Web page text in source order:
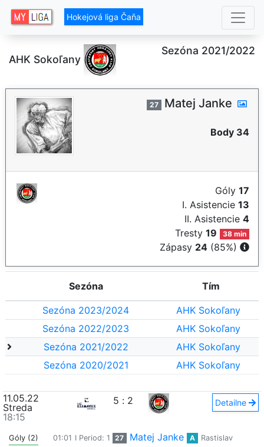
Hokejová liga Čaňa
AHK Sokoľany
Sezóna 2021/2022
27 Matej Janke
Body 34
Góly 17
I. Asistencie 13
II. Asistencie 4
Tresty19 38 min
Zápasy 24 (85%)
Sezóna Tím
Sezóna 2023/2024
AHK Sokoľany
Sezóna 2022/2023
AHK Sokoľany
Sezóna 2021/2022
AHK Sokoľany
Sezóna 2020/2021
AHK Sokoľany
11.05.22
Streda
18:15
5 : 2 Detailne
Góly (2) 01:01 I Period: 1 27 Matej Janke A
Rastislav